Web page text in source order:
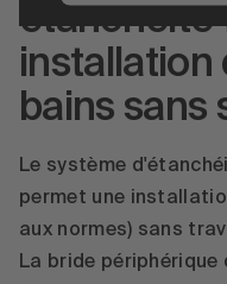
powered by
étanchéité
installation
bains sans
Le système
permet une
aux normes) sans
La bride périphérique